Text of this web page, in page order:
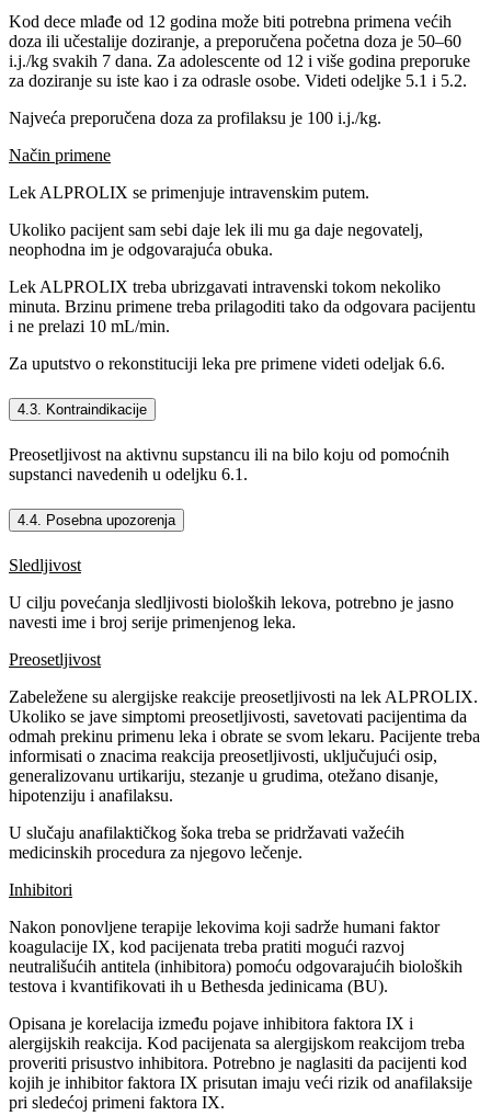
Kod dece mlađe od 12 godina može biti potrebna primena većih
doza ili učestalije doziranje, a preporučena početna doza je 50–60
i.j./kg svakih 7 dana. Za adolescente od 12 i više godina preporuke
za doziranje su iste kao i za odrasle osobe. Videti odeljke 5.1 i 5.2.
Najveća preporučena doza za profilaksu je 100 i.j./kg.
Način primene
Lek ALPROLIX se primenjuje intravenskim putem.
Ukoliko pacijent sam sebi daje lek ili mu ga daje negovatelj,
neophodna im je odgovarajuća obuka.
Lek ALPROLIX treba ubrizgavati intravenski tokom nekoliko
minuta. Brzinu primene treba prilagoditi tako da odgovara pacijentu
i ne prelazi 10 mL/min.
Za uputstvo o rekonstituciji leka pre primene videti odeljak 6.6.
4.3. Kontraindikacije
Preosetljivost na aktivnu supstancu ili na bilo koju od pomoćnih
supstanci navedenih u odeljku 6.1.
4.4. Posebna upozorenja
Sledljivost
U cilju povećanja sledljivosti bioloških lekova, potrebno je jasno
navesti ime i broj serije primenjenog leka.
Preosetljivost
Zabeležene su alergijske reakcije preosetljivosti na lek ALPROLIX.
Ukoliko se jave simptomi preosetljivosti, savetovati pacijentima da
odmah prekinu primenu leka i obrate se svom lekaru. Pacijente treba
informisati o znacima reakcija preosetljivosti, uključujući osip,
generalizovanu urtikariju, stezanje u grudima, otežano disanje,
hipotenziju i anafilaksu.
U slučaju anafilaktičkog šoka treba se pridržavati važećih
medicinskih procedura za njegovo lečenje.
Inhibitori
Nakon ponovljene terapije lekovima koji sadrže humani faktor
koagulacije IX, kod pacijenata treba pratiti mogući razvoj
neutrališućih antitela (inhibitora) pomoću odgovarajućih bioloških
testova i kvantifikovati ih u Bethesda jedinicama (BU).
Opisana je korelacija između pojave inhibitora faktora IX i
alergijskih reakcija. Kod pacijenata sa alergijskom reakcijom treba
proveriti prisustvo inhibitora. Potrebno je naglasiti da pacijenti kod
kojih je inhibitor faktora IX prisutan imaju veći rizik od anafilaksije
pri sledećoj primeni faktora IX.